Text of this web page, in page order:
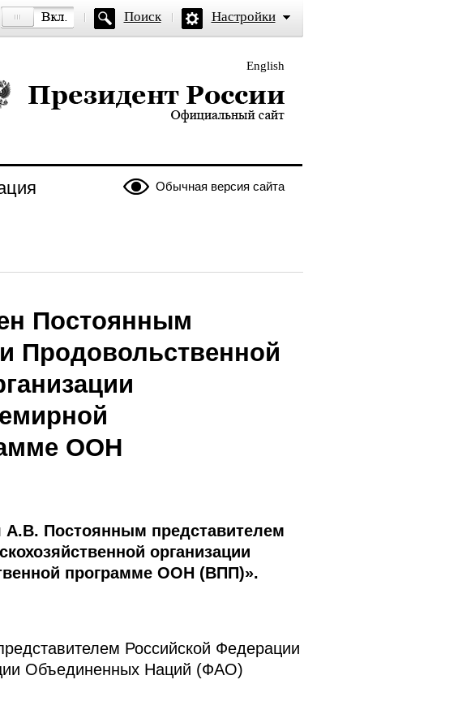
Поиск Настройки
English
России — официальный сайт
Обычная версия сайта
Постоянным
Продовольственной
ООН
А.В. Постоянным представителем
организации
программе ООН (ВПП)».
Российской Федерации
Объединенных Наций (ФАО)